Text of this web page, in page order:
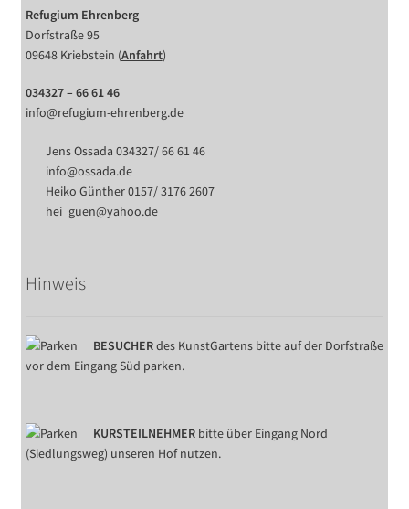
Refugium Ehrenberg
Dorfstraße 95
09648 Kriebstein (Anfahrt)
034327 – 66 61 46
info@refugium-ehrenberg.de
Jens Ossada 034327/ 66 61 46
info@ossada.de
Heiko Günther 0157/ 3176 2607
hei_guen@yahoo.de
Hinweis
BESUCHERdes KunstGartens bitte auf der Dorfstraße
vor dem Eingang Süd parken.
KURSTEILNEHMERbitte über Eingang Nord
(Siedlungsweg) unseren Hof nutzen.